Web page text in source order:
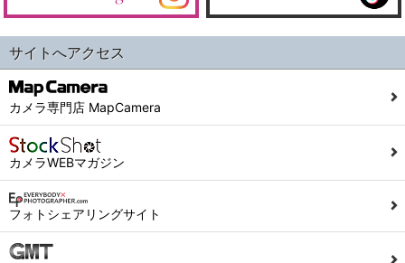
サイトへアクセス
カメラ専門店 MapCamera
カメラWEBマガジン
フォトシェアリングサイト